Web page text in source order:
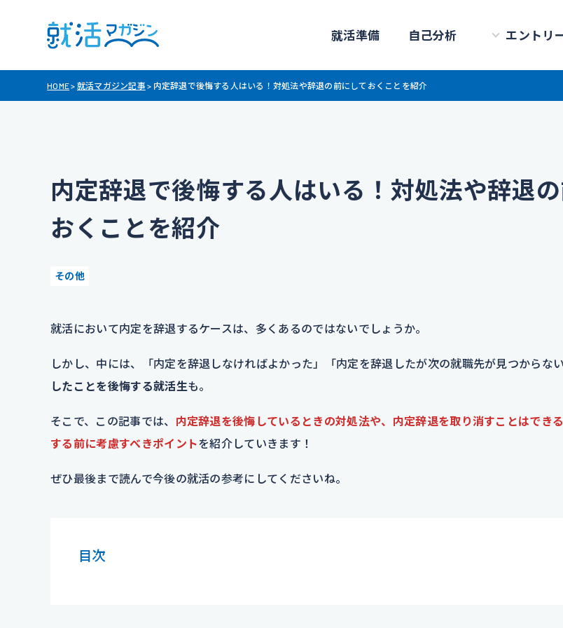
就活準備 自己分析 エントリ
HOME> 就活マガジン記事 > 内定辞退で後悔する人はいる！対処法や辞退の前にしておくことを紹介
内定辞退で後悔する人はいる！対処法や辞退
おくことを紹介
その他
就活において内定を辞退するケースは、多くあるのではないでしょうか。
しかし、中には、「内定を辞退しなければよかった」「内定を辞退したが次の就職先が見つからな
したことを後悔する就活生も。
そこで、この記事では、 内定辞退を後悔しているときの対処法や、内定辞退を取り消すことはでき
する前に考慮すべきポイントを紹介していきます！
ぜひ最後まで読んで今後の就活の参考にしてくださいね。
目次